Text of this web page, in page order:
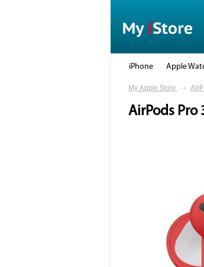
iPhone Apple
My Apple Store →
AirPods Pro